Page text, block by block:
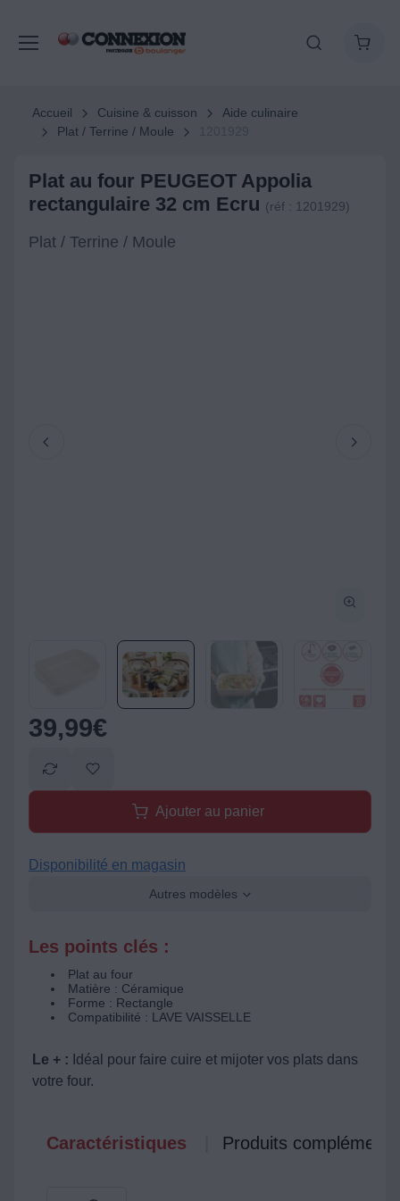
Accueil Cuisine & cuisson
Aide culinaire
Plat / Terrine / Moule
Plat au four PEUGEOT Appolia
rectangulaire 32 cm Ecru (réf : 1201929)
Plat / Terrine / Moule
39,99€
Ajouter au panier
Disponibilité en magasin
Autres modèles
Les points clés :
Plat au four
Matière : Céramique
Forme : Rectangle
Compatibilité : LAVE VAISSELLE
Le + : Idéal pour faire cuire et mijoter vos plats dans
votre four.
Caractéristiques Produits